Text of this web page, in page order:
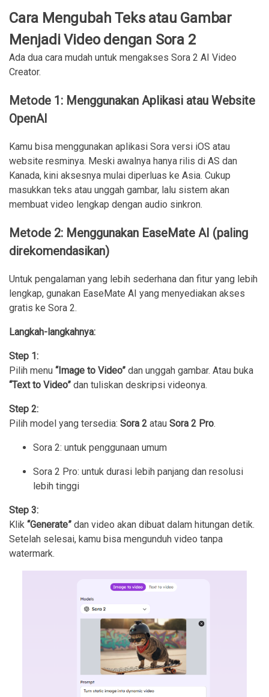
Cara Mengubah Teks atau Gambar
Menjadi Video dengan Sora 2
Ada dua cara mudah untuk mengakses Sora 2 AI Video
Creator.
Metode 1: Menggunakan Aplikasi atau Website
OpenAI
Kamu bisa menggunakan aplikasi Sora versi iOS atau
website resminya. Meski awalnya hanya rilis di AS dan
Kanada, kini aksesnya mulai diperluas ke Asia. Cukup
masukkan teks atau unggah gambar, lalu sistem akan
membuat video lengkap dengan audio sinkron.
Metode 2: Menggunakan EaseMate AI (paling
direkomendasikan)
Untuk pengalaman yang lebih sederhana dan fitur yang lebih
lengkap, gunakan EaseMate AI yang menyediakan akses
gratis ke Sora 2.
Langkah-langkahnya:
Step 1:
Pilih menu “Image to Video” dan unggah gambar. Atau buka
“Text to Video” dan tuliskan deskripsi videonya.
Step 2:
Pilih model yang tersedia: Sora 2 atau Sora 2 Pro.
Sora 2: untuk penggunaan umum
Sora 2 Pro: untuk durasi lebih panjang dan resolusi
lebih tinggi
Step 3:
Klik “Generate” dan video akan dibuat dalam hitungan detik.
Setelah selesai, kamu bisa mengunduh video tanpa
watermark.